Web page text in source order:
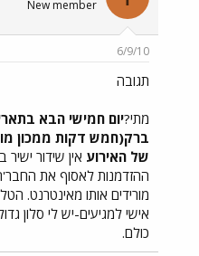
New member
6/9/10
תגובה
מתי?יום חמישי הבא בתאריך
ברק(חמש דקות ממכון
של האירוע אין שידור
ההזדמנות לאסוף את
מורידים אותו מאינטרנט.
אישי למגיעים-יש לי סלון
כולם.